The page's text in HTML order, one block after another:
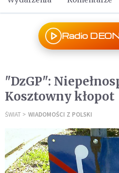
Radio
"DzGP":
Kosztowny kłopot
ŚWIAT WIADOMOŚCI Z POLSKI